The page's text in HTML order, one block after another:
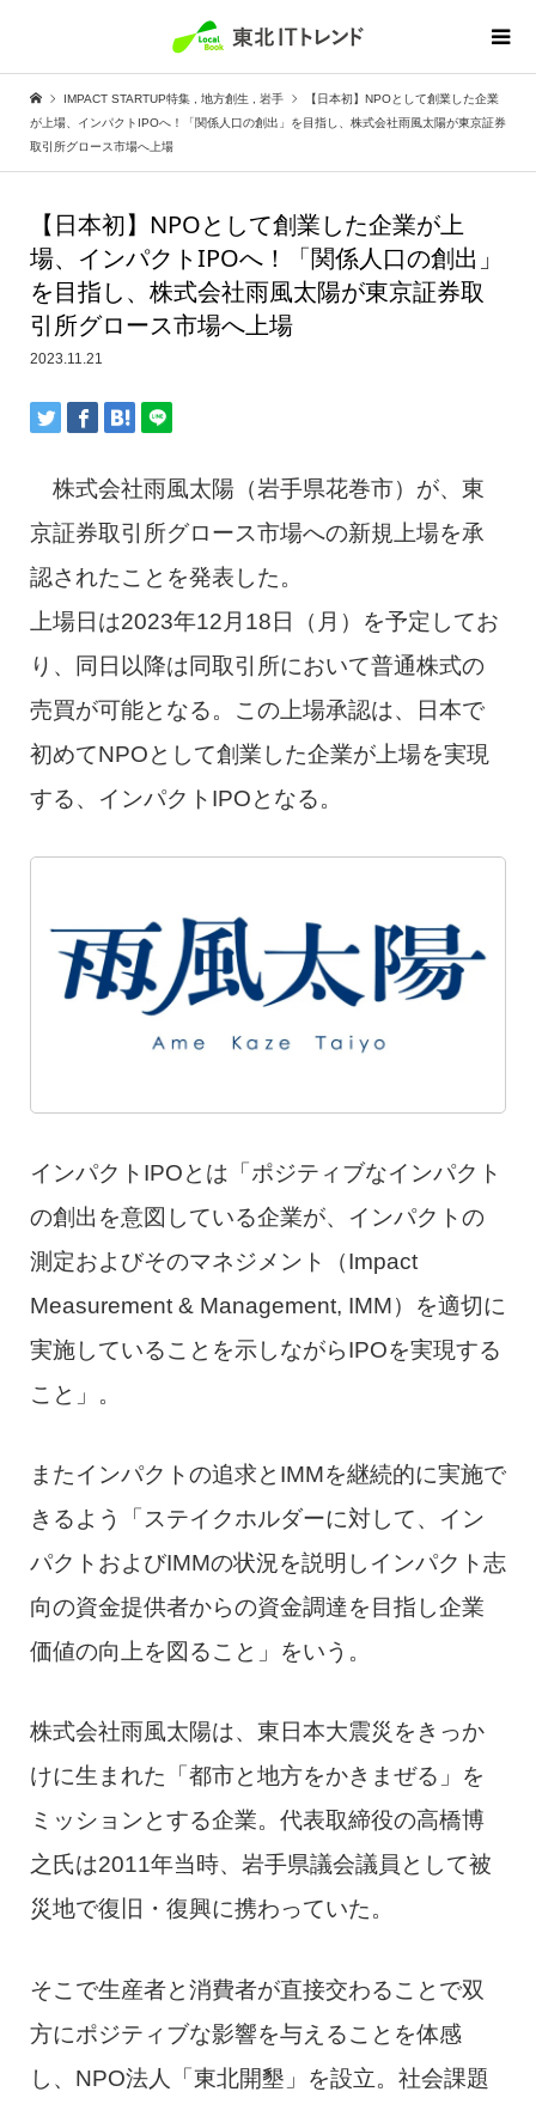
IMPACT STARTUP特集 地方創生 岩手
【日本初】NPOとして創業した企業
が上場、インパクトIPOへ！「関係人口の創出」を目指し、株式会社雨風太陽が東京証券
取引所グロース市場へ上場
【日本初】NPOとして創業した企業が上
場、インパクトIPOへ！「関係人口の創出」
を目指し、株式会社雨風太陽が東京証券取
引所グロース市場へ上場
2023.11.21
株式会社雨風太陽（岩手県花巻市）が、東
京証券取引所グロース市場への新規上場を承
認されたことを発表した。
上場日は2023年12月18日（月）を予定してお
り、同日以降は同取引所において普通株式の
売買が可能となる。この上場承認は、日本で
初めてNPOとして創業した企業が上場を実現
する、インパクトIPOとなる。
インパクトIPOとは「ポジティブなインパクト
の創出を意図している企業が、インパクトの
測定およびそのマネジメント（Impact
Measurement & Management, IMM）を適切に
実施していることを示しながらIPOを実現する
こと」。
またインパクトの追求とIMMを継続的に実施で
きるよう「ステイクホルダーに対して、イン
パクトおよびIMMの状況を説明しインパクト志
向の資金提供者からの資金調達を目指し企業
価値の向上を図ること」をいう。
株式会社雨風太陽は、東日本大震災をきっか
けに生まれた「都市と地方をかきまぜる」を
ミッションとする企業。代表取締役の高橋博
之氏は2011年当時、岩手県議会議員として被
災地で復旧・復興に携わっていた。
そこで生産者と消費者が直接交わることで双
方にポジティブな影響を与えることを体感
し、NPO法人「東北開墾」を設立。社会課題